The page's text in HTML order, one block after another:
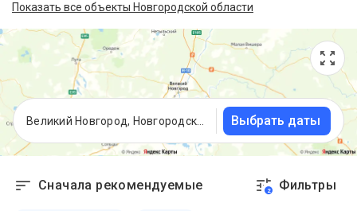
Показать все объекты Новгородской области
Выбрать даты
Сначала рекомендуемые 2 Фильтры